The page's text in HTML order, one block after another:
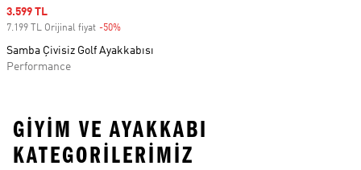
Sale price
3.599 TL
7.199 TL Orijinal fiyat -50%
Samba Çivisiz Golf Ayakkabısı
Performance
GIYIM VE AYAKKABI
KATEGORILERIMIZ